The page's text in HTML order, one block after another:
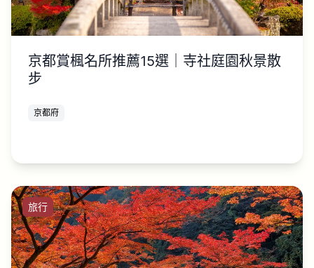
京都賞楓名所推薦15選｜寺社庭園秋景散
步
京都府
旅行